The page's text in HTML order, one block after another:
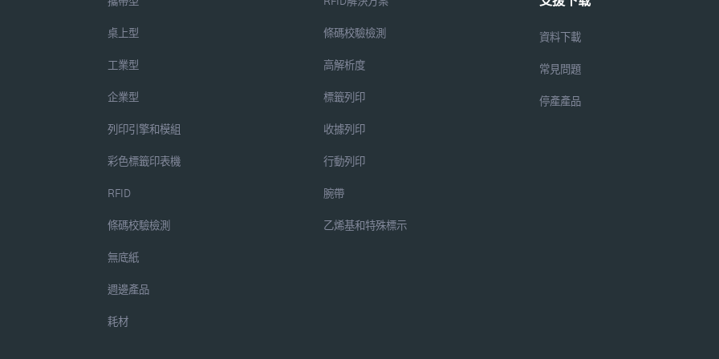
桌上型
工業型
企業型
列印引擎和模組
彩色標籤印表機
RFID
條碼校驗檢測
無底紙
週邊產品
耗材
條碼校驗檢測
高解析度
標籤列印
收據列印
行動列印
腕帶
乙烯基和特殊標示
資料下載
常見問題
停產產品